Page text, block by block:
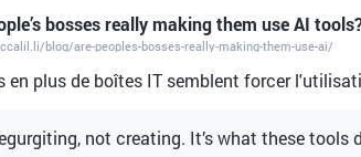
bosses really making them use AI
blog/are-peoples-bosses-really-making-them-use-ai/
en plus de boîtes IT semblent forcer
not creating. It’s what these tools